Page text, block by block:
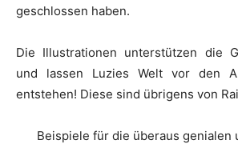
geschlossen haben.
Die Illustrationen unterstützen die
und lassen Luzies Welt vor den
entstehen! Diese sind übrigens von
Beispiele für die überaus genialen